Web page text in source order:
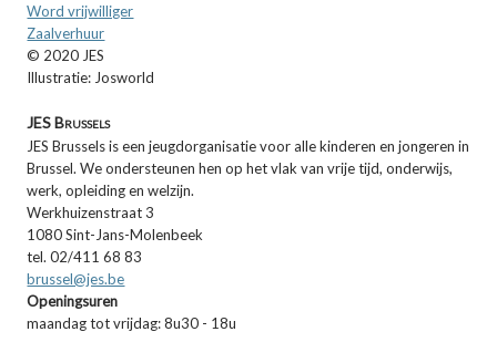
Word vrijwilliger
Zaalverhuur
© 2020 JES
Illustratie: Josworld
JES Brussels
JES Brussels is een jeugdorganisatie voor alle kinderen en jongeren in
Brussel. We ondersteunen hen op het vlak van vrije tijd, onderwijs,
werk, opleiding en welzijn.
Werkhuizenstraat 3
1080 Sint-Jans-Molenbeek
tel. 02/411 68 83
brussel@jes.be
Openingsuren
maandag tot vrijdag: 8u30 - 18u